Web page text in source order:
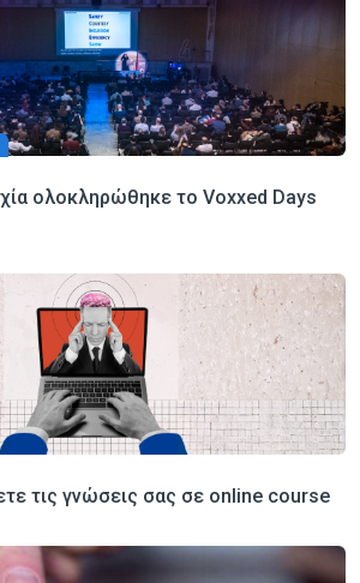
ολοκληρώθηκε το Voxxed Days
τις γνώσεις σας σε online course